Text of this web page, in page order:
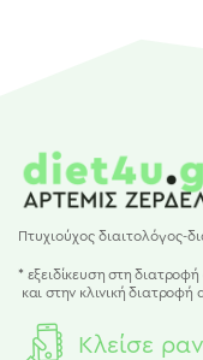
Πτυχιούχος διαιτολόγος-
* εξειδίκευση στη
και στην κλινική διατροφή
Κλείσε